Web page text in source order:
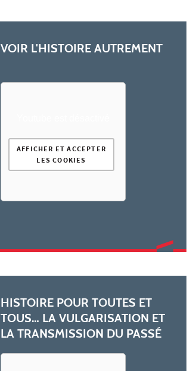
VOIR L'HISTOIRE AUTREMENT
AFFICHER ET ACCEPTER
LES COOKIES
HISTOIRE POUR TOUTES ET
TOUS… LA VULGARISATION ET
LA TRANSMISSION DU PASSÉ